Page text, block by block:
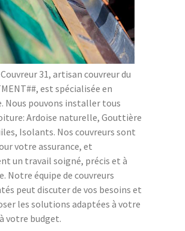
31, artisan couvreur du
est spécialisée en
Nous pouvons installer tous
Ardoise naturelle, Gouttière
Isolants. Nos couvreurs sont
votre assurance, et
un travail soigné, précis et à
Notre équipe de couvreurs
peut discuter de vos besoins et
les solutions adaptées à votre
votre budget.